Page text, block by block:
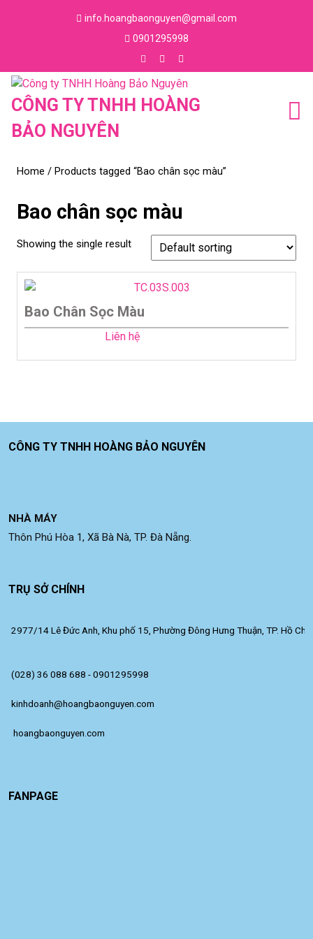
info.hoangbaonguyen@gmail.com
0901295998
Number
Facebook
Instagram
Youtube
CÔNG TY TNHH HOÀNG
BẢO NGUYÊN
Home / Products tagged “Bao chân sọc màu”
Bao chân sọc màu
Showing the single result
Bao Chân Sọc Màu
Liên hệ
CÔNG TY TNHH HOÀNG BẢO NGUYÊN
NHÀ MÁY
Thôn Phú Hòa 1, Xã Bà Nà, TP. Đà Nẵng.
TRỤ SỞ CHÍNH
2977/14 Lê Đức Anh, Khu phố 15, Phường Đông Hưng Thuận, TP. Hồ Chí
(028) 36 088 688 - 0901295998
kinhdoanh@hoangbaonguyen.com
hoangbaonguyen.com
FANPAGE